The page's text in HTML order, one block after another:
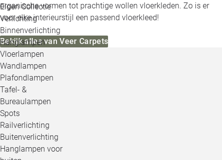
Eigen Collectie
Verlichting
Binnenverlichting
Hanglampen
Vloerlampen
Wandlampen
Plafondlampen
Tafel- &
Bureaulampen
Spots
Railverlichting
Buitenverlichting
Hanglampen voor
organische vormen tot prachtige wollen vloerkleden. Zo is er
voor elke interieurstijl een passend vloerkleed!
Bekijk alles van Veer Carpets